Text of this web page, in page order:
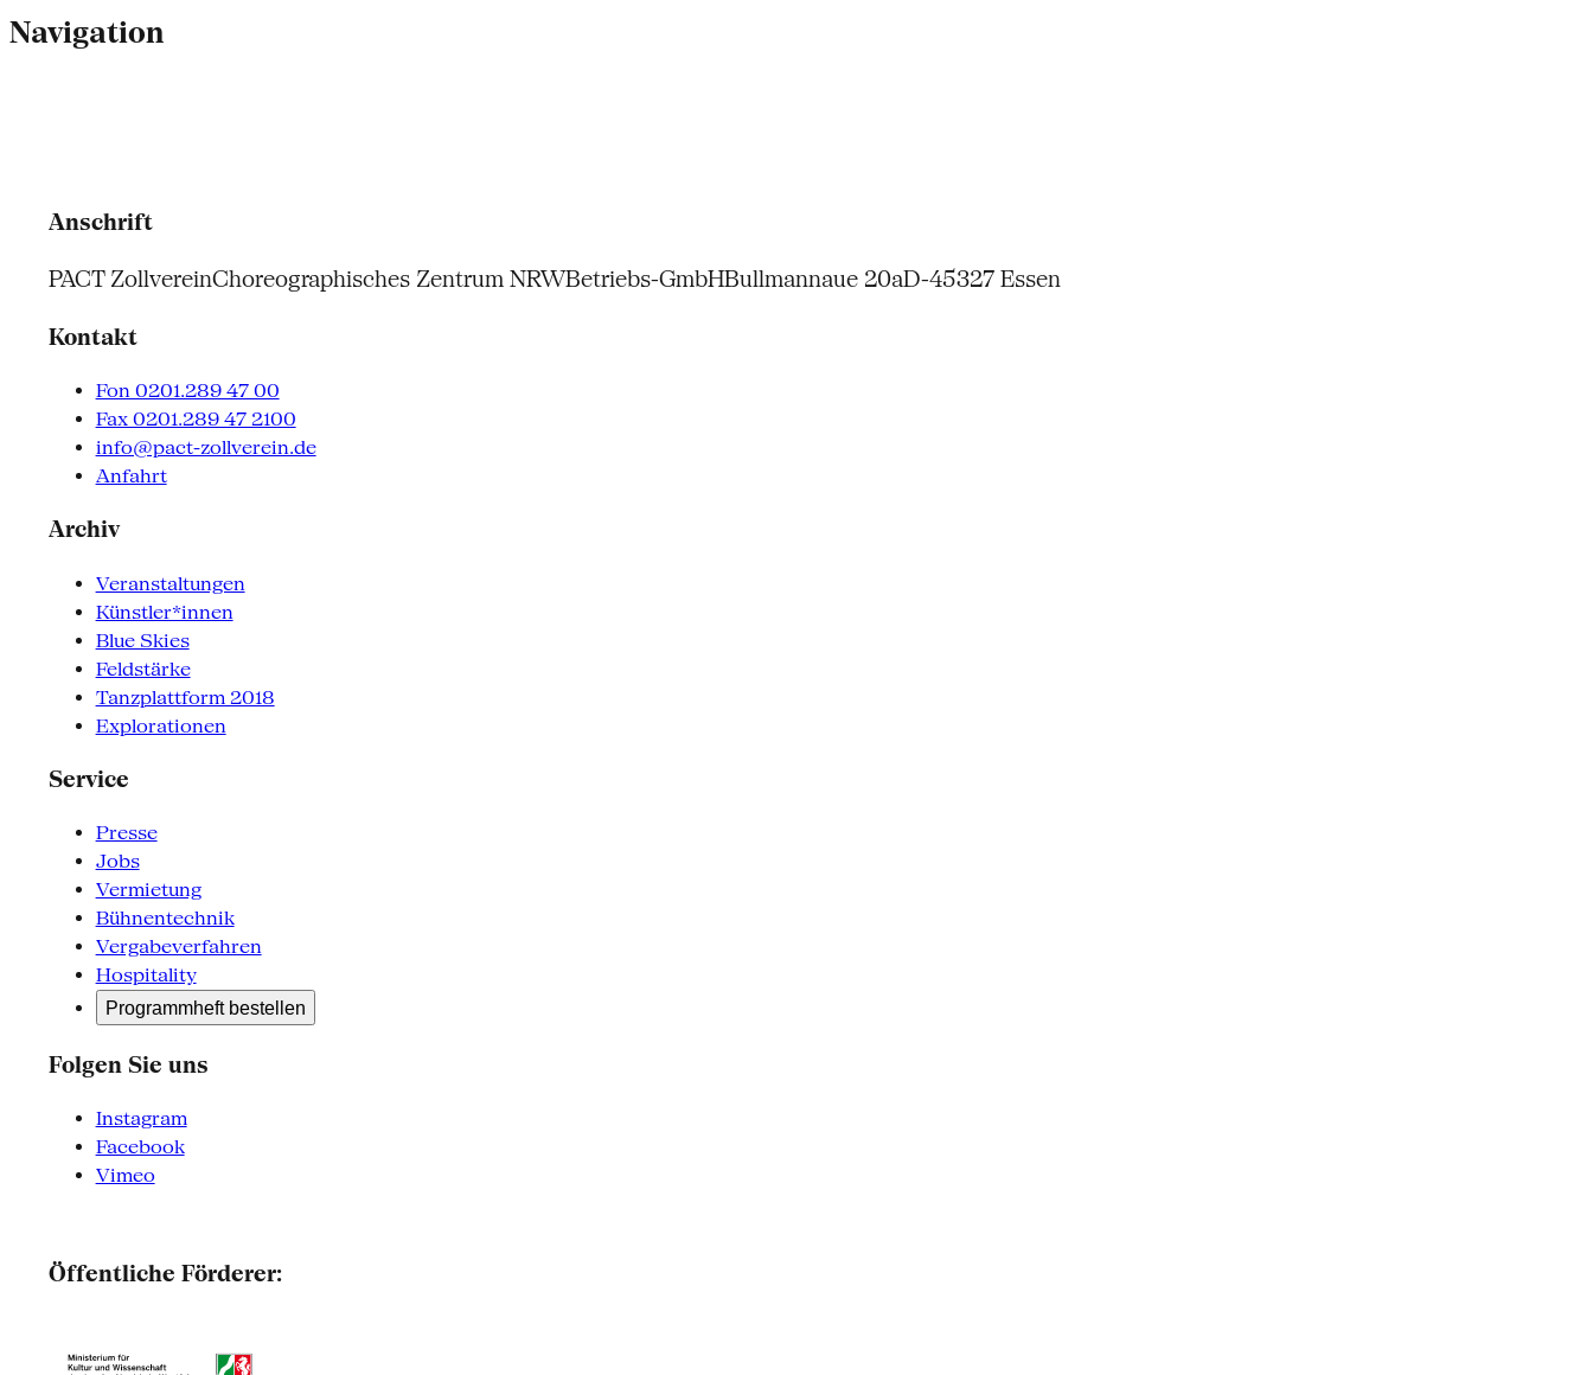
Navigation
Anschrift
PACT ZollvereinChoreographisches Zentrum NRWBetriebs-GmbHBullmannaue 20aD-45327 Essen
Kontakt
Fon 0201.289 47 00
Fax 0201.289 47 2100
info@pact-zollverein.de
Anfahrt
Archiv
Veranstaltungen
Künstler*innen
Blue Skies
Feldstärke
Tanzplattform 2018
Explorationen
Service
Presse
Jobs
Vermietung
Bühnentechnik
Vergabeverfahren
Hospitality
Programmheft bestellen
Folgen Sie uns
Instagram
Facebook
Vimeo
Öffentliche Förderer: